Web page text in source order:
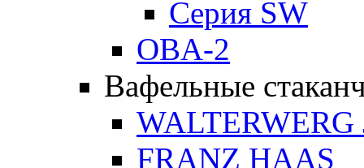
Серия SW
OBA-2
Вафельные
WALTERWERG
FRANZ HAAS